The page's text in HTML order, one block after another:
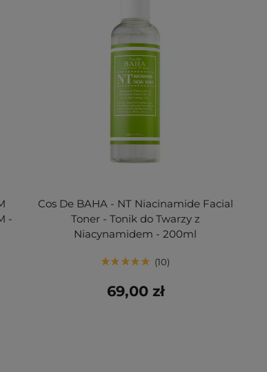
-
Cos De BAHA - NT Niacinamide Facial
Toner - Tonik do Twarzy z
Niacynamidem - 200ml
10
69,00 zł